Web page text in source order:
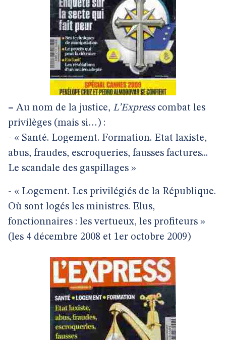
– Au nom de la justice, L’Express combat les
privilèges (mais si…) :
- « Santé. Logement. Formation. Etat laxiste,
abus, fraudes, escroqueries, fausses factures...
Le scandale des gaspillages »
- « Logement. Les privilégiés de la République.
Où sont logés les ministres. Elus,
fonctionnaires : les vertueux, les profiteurs »
(les 4 décembre 2008 et 1er octobre 2009)